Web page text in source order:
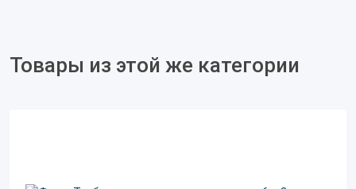
Товары из этой же категории